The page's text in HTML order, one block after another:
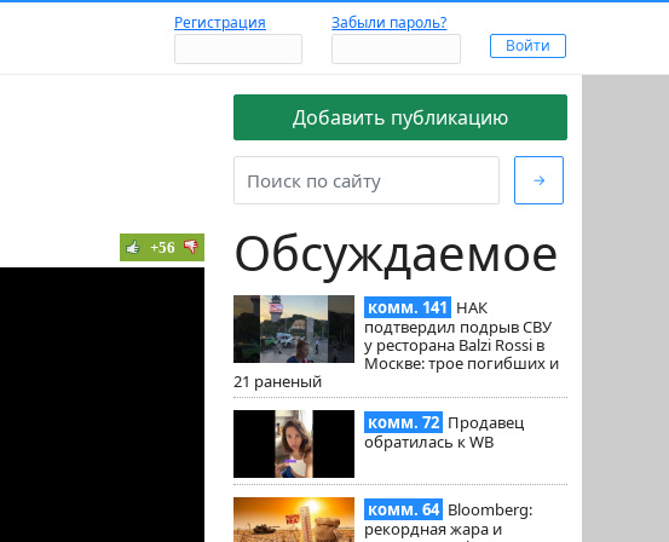
Регистрация Забыли пароль?
Добавить публикацию
→
Обсуждаемое
комм. 141 НАК
подтвердил подрыв СВУ
у ресторана Balzi Rossi в
Москве: трое погибших и
21 раненый
комм. 72 Продавец
обратилась к WB
комм. 64 Bloomberg:
рекордная жара и
+56